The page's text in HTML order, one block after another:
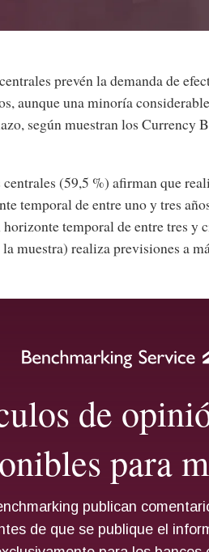
prevén la demanda de
aunque una minoría
según muestran los Currency
(59,5 %) afirman que
temporal de entre uno y tres
temporal de entre tres y
muestra) realiza previsiones a